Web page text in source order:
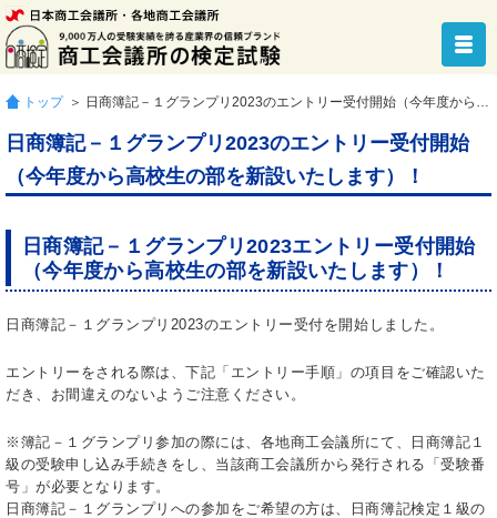
トップ ＞ 日商簿記－１グランプリ2023のエントリー受付開始（今年度から高校生の部を新設いたします）！
日商簿記－１グランプリ2023のエントリー受付開始
（今年度から高校生の部を新設いたします）！
日商簿記－１グランプリ2023エントリー受付開始
（今年度から高校生の部を新設いたします）！
日商簿記－１グランプリ2023のエントリー受付を開始しました。
エントリーをされる際は、下記「エントリー手順」の項目をご確認いた
だき、お間違えのないようご注意ください。
※簿記－１グランプリ参加の際には、各地商工会議所にて、日商簿記１
級の受験申し込み手続きをし、当該商工会議所から発行される「受験番
号」が必要となります。
日商簿記－１グランプリへの参加をご希望の方は、日商簿記検定１級の